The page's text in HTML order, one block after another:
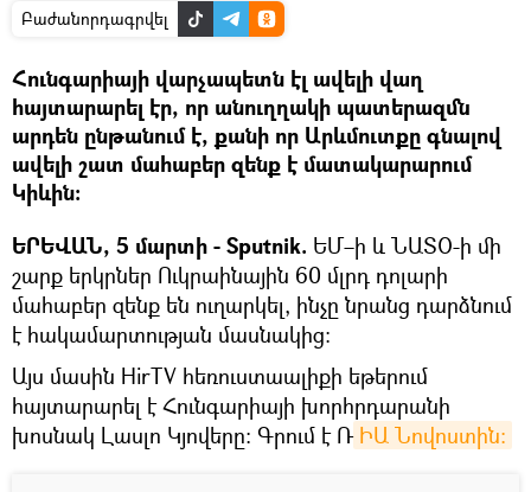
Բաժանորդագրվել
Հունգարիայի վարչապետն էլ ավելի վաղ
հայտարարել էր, որ անուղղակի պատերազմն
արդեն ընթանում է, քանի որ Արևմուտքը գնալով
ավելի շատ մահաբեր զենք է մատակարարում
Կիևին։
ԵՐԵՎԱՆ, 5 մարտի - Sputnik. ԵՄ–ի և ՆԱՏՕ-ի մի
շարք երկրներ Ուկրաինային 60 մլրդ դոլարի
մահաբեր զենք են ուղարկել, ինչը նրանց դարձնում
է հակամարտության մասնակից։
Այս մասին HirTV հեռուստաալիքի եթերում
հայտարարել է Հունգարիայի խորհրդարանի
խոսնակ Լասլո Կյովերը։ Գրում է Ռ ԻԱ Նովոստին։